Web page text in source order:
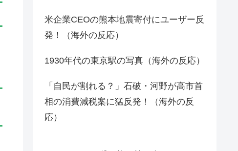
米企業CEOの熊本地震寄付にユーザー反
発！（海外の反応）
1930年代の東京駅の写真（海外の反応）
「自民が割れる？」石破・河野が高市首
相の消費減税案に猛反発！（海外の反
応）